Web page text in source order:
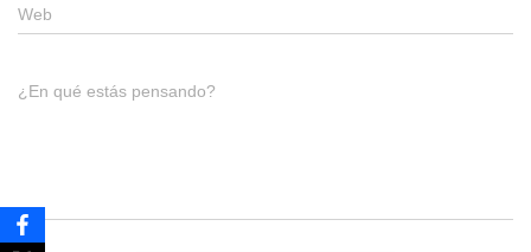
Web
¿En qué estás pensando?